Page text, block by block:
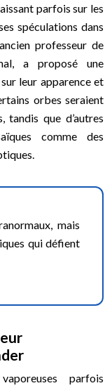
parfois sur les
spéculations dans
professeur de
a proposé une
leur apparence et
orbes seraient
tandis que d’autres
comme des
mais
qui défient
parfois